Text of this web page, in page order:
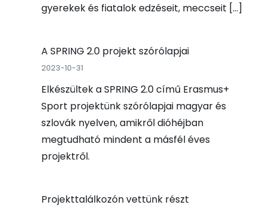
gyerekek és fiatalok edzéseit, meccseit […]
A SPRING 2.0 projekt szórólapjai
2023-10-31
Elkészültek a SPRING 2.0 című Erasmus+
Sport projektünk szórólapjai magyar és
szlovák nyelven, amikről dióhéjban
megtudható mindent a másfél éves
projektről.
Projekttalálkozón vettünk részt